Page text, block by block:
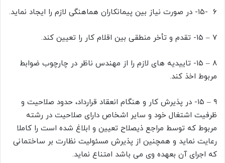
۶ -۱۵- در صورت نیاز بین پیمانکاران هماهنگی لازم را ایجاد نماید.
۷ – ۱۵- تقدم و تأخر منطقی بین اقلام کار را تعیین کند.
۸ – ۱۵- تاییدیه های لازم را از مهندس ناظر در چارچوب ضوابط
مربوط اخذ کند.
۹ – ۱۵- در پذیرش کار و هنگام انعقاد قرارداد، حدود صلاحیت و
ظرفیت اشتغال خود و سایر اشخاص دارای صلاحیت در رشته
مربوط که توسط مراجع ذیصلاح تعیین و ابلاغ شده است را کاملا
رعایت نماید و همچنین از پذیرش مسئولیت نظارت بر ساختمانی
که اجرای آن بعهده وی می باشد امتناع نماید.